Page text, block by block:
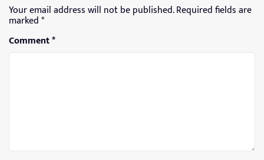
Your email address will not be published.Required fields are
marked*
Comment*